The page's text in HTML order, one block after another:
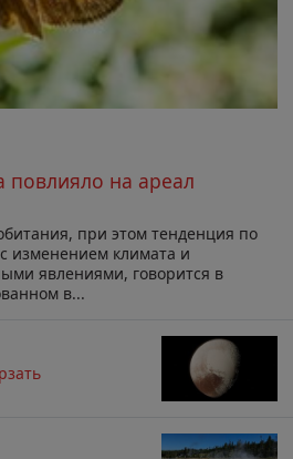
повлияло на ареал
при этом тенденция по
изменением климата и
явлениями, говорится в
в...